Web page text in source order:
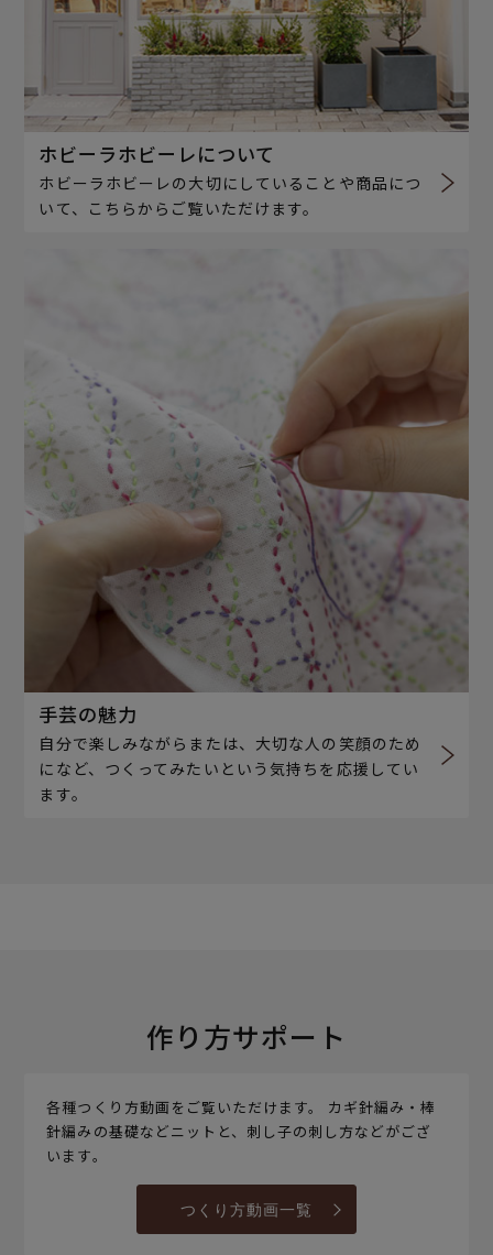
ホビーラホビーレについて
ホビーラホビーレの大切にしていることや商品につ
いて、こちらからご覧いただけます。
手芸の魅力
自分で楽しみながらまたは、大切な人の笑顔のため
になど、つくってみたいという気持ちを応援してい
ます。
作り方サポート
各種つくり方動画をご覧いただけます。 カギ針編み・棒
針編みの基礎などニットと、刺し子の刺し方などがござ
います。
つくり方動画一覧